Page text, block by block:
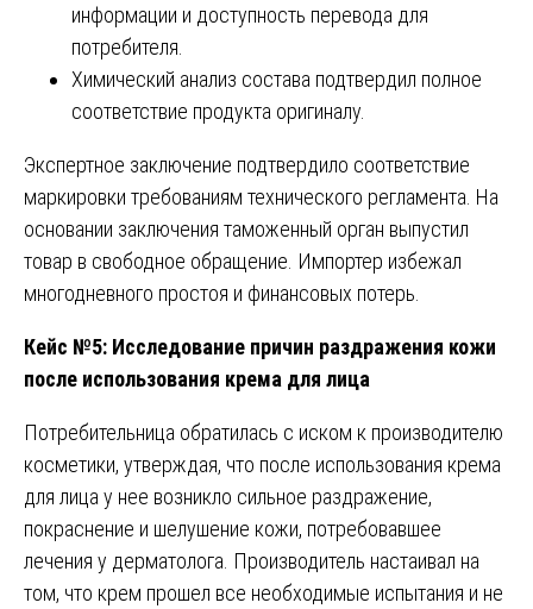
информации и доступность перевода для
потребителя.
Химический анализ состава подтвердил полное
соответствие продукта оригиналу.
Экспертное заключение подтвердило соответствие
маркировки требованиям технического регламента. На
основании заключения таможенный орган выпустил
товар в свободное обращение. Импортер избежал
многодневного простоя и финансовых потерь.
Кейс №5: Исследование причин раздражения кожи
после использования крема для лица
Потребительница обратилась с иском к производителю
косметики, утверждая, что после использования крема
для лица у нее возникло сильное раздражение,
покраснение и шелушение кожи, потребовавшее
лечения у дерматолога. Производитель настаивал на
том, что крем прошел все необходимые испытания и не